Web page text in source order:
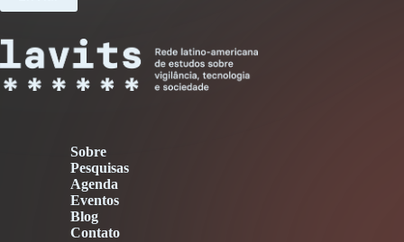
Sobre
Pesquisas
Agenda
Eventos
Blog
Contato